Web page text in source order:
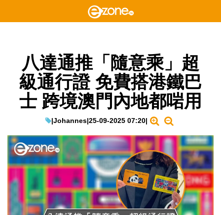
八達通推「隨意乘」超
級通行證 免費搭港鐵巴
士 跨境澳門內地都啱用
|Johannes|25-09-2025 07:20|